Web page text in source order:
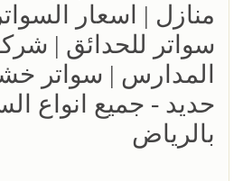
منازل | اسعار
سواتر للحدائق |
المدارس | سواتر
حديد - جميع انواع
بالرياض